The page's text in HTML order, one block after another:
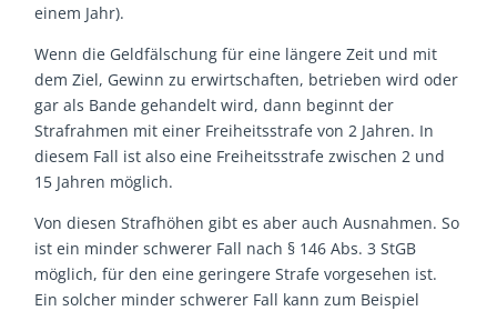
einem Jahr).
Wenn die Geldfälschung für eine längere Zeit und mit
dem Ziel, Gewinn zu erwirtschaften, betrieben wird oder
gar als Bande gehandelt wird, dann beginnt der
Strafrahmen mit einer Freiheitsstrafe von 2 Jahren. In
diesem Fall ist also eine Freiheitsstrafe zwischen 2 und
15 Jahren möglich.
Von diesen Strafhöhen gibt es aber auch Ausnahmen. So
ist ein minder schwerer Fall nach § 146 Abs. 3 StGB
möglich, für den eine geringere Strafe vorgesehen ist.
Ein solcher minder schwerer Fall kann zum Beispiel